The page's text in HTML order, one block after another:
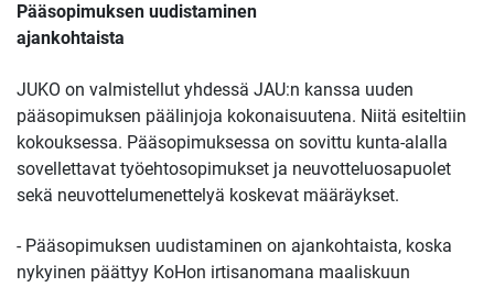
Pääsopimuksen uudistaminen
ajankohtaista
JUKO on valmistellut yhdessä JAU:n kanssa uuden
pääsopimuksen päälinjoja kokonaisuutena. Niitä esiteltiin
kokouksessa. Pääsopimuksessa on sovittu kunta-alalla
sovellettavat työehtosopimukset ja neuvotteluosapuolet
sekä neuvottelumenettelyä koskevat määräykset.
- Pääsopimuksen uudistaminen on ajankohtaista, koska
nykyinen päättyy KoHon irtisanomana maaliskuun